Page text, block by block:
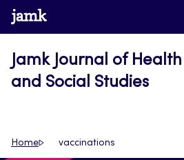
Skip
to
www.jamk.fi
Jamk Journal of Health
and Social Studies
Home vaccinations